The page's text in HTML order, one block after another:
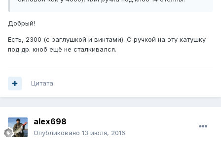
Добрый!
Есть, 2300 (с заглушкой и винтами). С ручкой на эту катушку
под др. кноб ещё не сталкивался.
Цитата
alex698
Опубликовано 13 июля, 2016